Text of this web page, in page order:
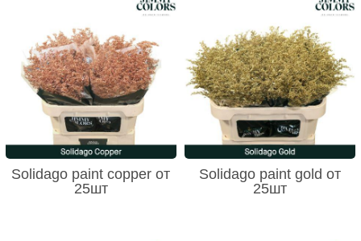
Solidago paint copper от
25шт
Solidago paint gold от
25шт